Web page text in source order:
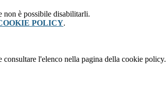
non è possibile disabilitarli.
POLICY.
l'elenco nella pagina della cookie policy.